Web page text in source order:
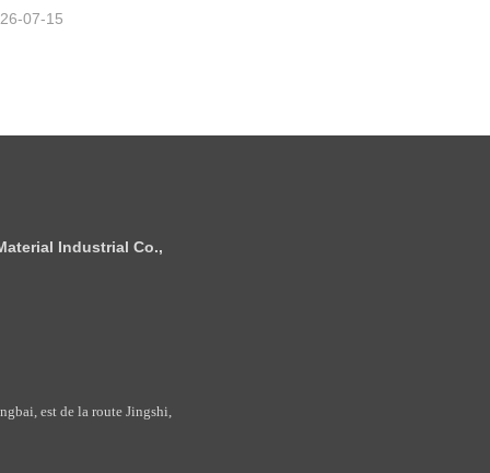
07-15
Industrial Co.,
est de la route Jingshi,